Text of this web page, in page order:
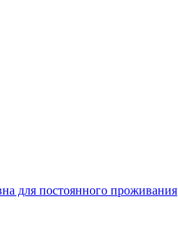
для постоянного проживания